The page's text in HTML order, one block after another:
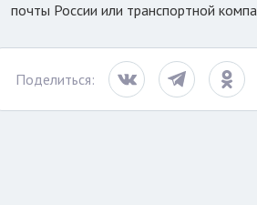
почты России или транспортной
Поделиться: